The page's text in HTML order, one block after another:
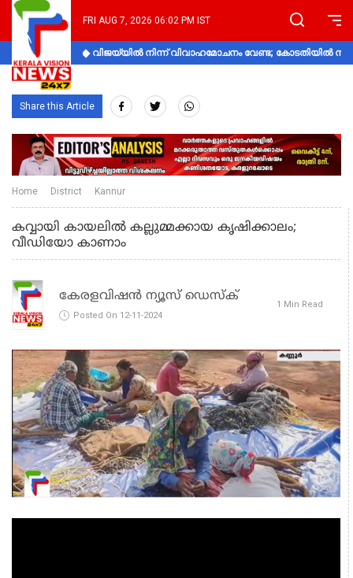
FRI AUG 7, 2026 06:02 PM IST
വിജയ്‌യിൽ നിന്ന് വിവാഹമോചനം വേണ്ട; കോടതിയിൽ
Share this Article
Home District Kannur
കവ്വായി കായലിൽ കല്ലുമ്മക്കായ കൃഷിക്കാലം;
വീഡിയോ കാണാം
കേരളവിഷൻ ന്യൂസ് ഡെസ്‌ക്
Posted On 12-11-2024
1 Min Read